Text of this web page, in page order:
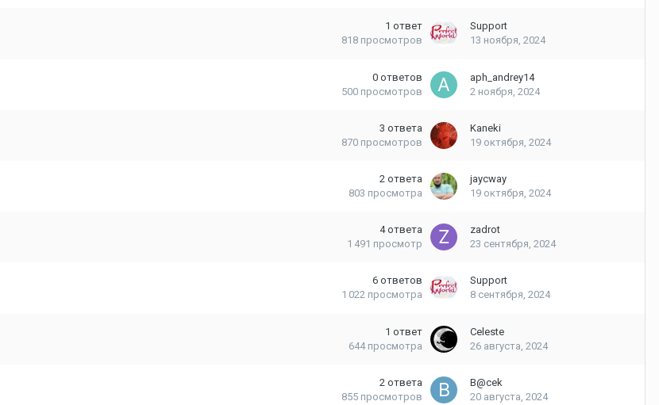
1 ответ
818 просмотров
Support
13 ноября, 2024
0 ответов
500 просмотров
aph_andrey14
2 ноября, 2024
3 ответа
870 просмотров
Kaneki
19 октября, 2024
2 ответа
803 просмотра
jaycway
19 октября, 2024
4 ответа
1 491 просмотр
zadrot
23 сентября, 2024
6 ответов
1 022 просмотра
Support
8 сентября, 2024
1 ответ
644 просмотра
Celeste
26 августа, 2024
2 ответа
855 просмотров
B@cek
20 августа, 2024